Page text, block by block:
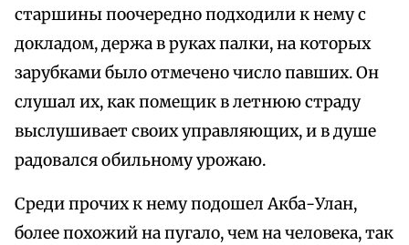
старшины поочередно подходили к нему с
докладом, держа в руках палки, на которых
зарубками было отмечено число павших. Он
слушал их, как помещик в летнюю страду
выслушивает своих управляющих, и в душе
радовался обильному урожаю.
Среди прочих к нему подошел Акба-Улан,
более похожий на пугало, чем на человека, так